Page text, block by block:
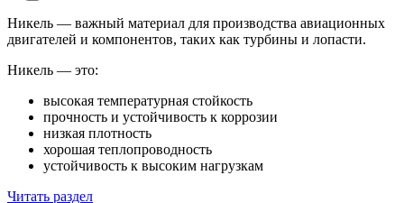
Никель — важный материал для производства авиационных
двигателей и компонентов, таких как турбины и лопасти.
Никель — это:
высокая температурная стойкость
прочность и устойчивость к коррозии
низкая плотность
хорошая теплопроводность
устойчивость к высоким нагрузкам
Читать раздел